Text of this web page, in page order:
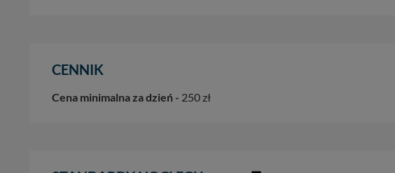
CENNIK
Cena minimalna za dzień - 250 zł